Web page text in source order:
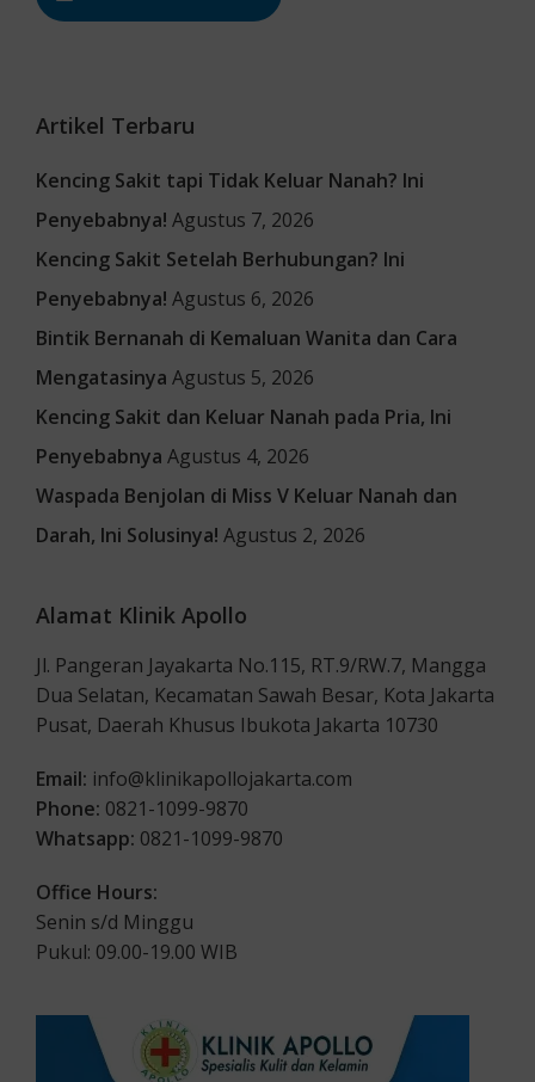
Artikel Terbaru
Kencing Sakit tapi Tidak Keluar Nanah? Ini
Penyebabnya! Agustus 7, 2026
Kencing Sakit Setelah Berhubungan? Ini
Penyebabnya! Agustus 6, 2026
Bintik Bernanah di Kemaluan Wanita dan Cara
Mengatasinya Agustus 5, 2026
Kencing Sakit dan Keluar Nanah pada Pria, Ini
Penyebabnya Agustus 4, 2026
Waspada Benjolan di Miss V Keluar Nanah dan
Darah, Ini Solusinya! Agustus 2, 2026
Alamat Klinik Apollo
Jl. Pangeran Jayakarta No.115, RT.9/RW.7, Mangga
Dua Selatan, Kecamatan Sawah Besar, Kota Jakarta
Pusat, Daerah Khusus Ibukota Jakarta 10730
Email: info@klinikapollojakarta.com
Phone: 0821-1099-9870
Whatsapp: 0821-1099-9870
Office Hours:
Senin s/d Minggu
Pukul: 09.00-19.00 WIB